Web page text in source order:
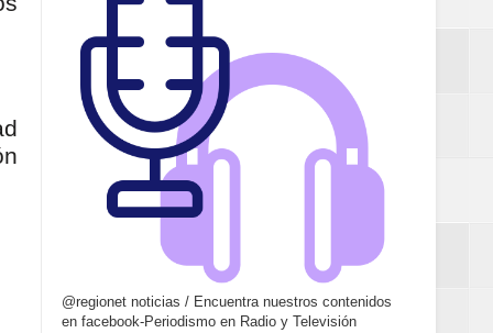
@regionet noticias / Encuentra nuestros contenidos
en facebook-Periodismo en Radio y Televisión